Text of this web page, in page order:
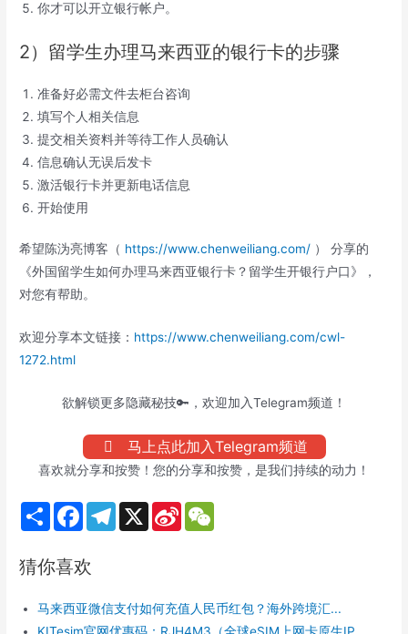
你才可以开立银行帐户。
2）留学生办理马来西亚的银行卡的步骤
准备好必需文件去柜台咨询
填写个人相关信息
提交相关资料并等待工作人员确认
信息确认无误后发卡
激活银行卡并更新电话信息
开始使用
希望陈沩亮博客（ https://www.chenweiliang.com/ ） 分享的
《外国留学生如何办理马来西亚银行卡？留学生开银行户口》，
对您有帮助。
欢迎分享本文链接： https://www.chenweiliang.com/cwl-
1272.html
欲解锁更多隐藏秘技🔑，欢迎加入Telegram频道！
马上点此加入Telegram频道
喜欢就分享和按赞！您的分享和按赞，是我们持续的动力！
S
h
e
F
b
k
T
m
X
S
b
o
猜你喜欢
马来西亚微信支付如何充值人民币红包？海外跨境汇...
KITesim官网优惠码：RJH4M3（全球eSIM上网卡原生IP...